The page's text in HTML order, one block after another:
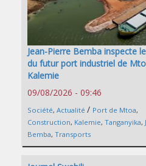
Jean-Pierre Bemba inspecte
du futur port industriel de
Kalemie
09/08/2026 - 09:46
Société, Actualité / Port de Mtoa,
Construction, Kalemie, Tanganyika,
Bemba, Transports